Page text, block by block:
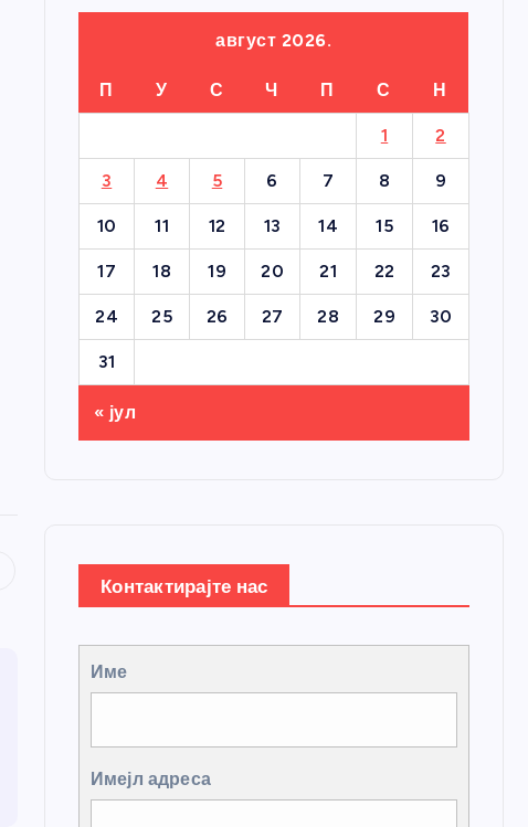
август 2026.
П У С Ч П С Н
1 2
3 4 5 6 7 8 9
10 11 12 13 14 15 16
17 18 19 20 21 22 23
24 25 26 27 28 29 30
31
« јул
Контактирајте нас
Име
Имејл адреса